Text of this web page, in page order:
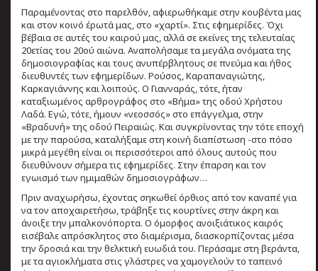
Παραμένοντας στο παρελθόν, αφιερωθήκαμε στην κουβέντα μας
και στον κοινό έρωτά μας, στο «χαρτί». Στις εφημερίδες. Όχι
βέβαια σε αυτές του καιρού μας, αλλά σε εκείνες της τελευταίας
20ετίας του 20ού αιώνα. Αναπολήσαμε τα μεγάλα ονόματα της
δημοσιογραφίας και τους ανυπέρβλητους σε πνεύμα και ήθος
διευθυντές των εφημερίδων. Ρούσος, Καραπαναγιώτης,
Καρκαγιάννης και λοιπούς. Ο Γιανναράς, τότε, ήταν
καταξιωμένος αρθρογράφος στο «Βήμα» της οδού Χρήστου
Λαδά. Εγώ, τότε, ήμουν «νεοσσός» στο επάγγελμα, στην
«Βραδυνή» της οδού Πειραιώς. Και συγκρίνοντας την τότε εποχή
με την παρούσα, καταλήξαμε στη κοινή διαπίστωση -στο πόσο
μικρά μεγέθη είναι οι περισσότεροι από όλους αυτούς που
διευθύνουν σήμερα τις εφημερίδες. Στην έπαρση και τον
εγωισμό των ημιμαθών δημοσιογράφων…
Πριν αναχωρήσω, έχοντας σηκωθεί όρθιος από τον καναπέ για
να τον αποχαιρετήσω, τράβηξε τις κουρτίνες στην άκρη και
άνοιξε την μπαλκονόπορτα. Ο όμορφος ανοιξιάτικος καιρός
εισέβαλε απρόσκλητος στο διαμέρισμα, διασκορπίζοντας μέσα
την δροσιά και την θελκτική ευωδιά του. Περάσαμε στη βεράντα,
με τα αγιοκλήματα στις γλάστρες να χαμογελούν το ταπεινό